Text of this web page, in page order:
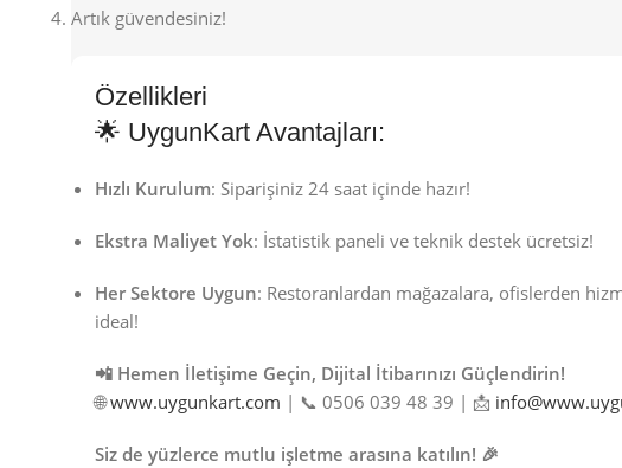
Artık güvendesiniz!
Özellikleri
🌟 UygunKart Avantajları:
Hızlı Kurulum: Siparişiniz 24 saat içinde hazır!
Ekstra Maliyet Yok: İstatistik paneli ve teknik destek ücretsiz!
Her Sektore Uygun: Restoranlardan mağazalara, ofislerden
ideal!
📲 Hemen İletişime Geçin, Dijital İtibarınızı Güçlendirin!
🌐www.uygunkart.com | 📞 0506 039 48 39 | 📩
Siz de yüzlerce mutlu işletme arasına katılın! 🎉